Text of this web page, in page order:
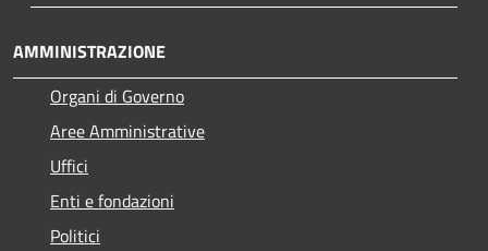
AMMINISTRAZIONE
Organi di Governo
Aree Amministrative
Uffici
Enti e fondazioni
Politici